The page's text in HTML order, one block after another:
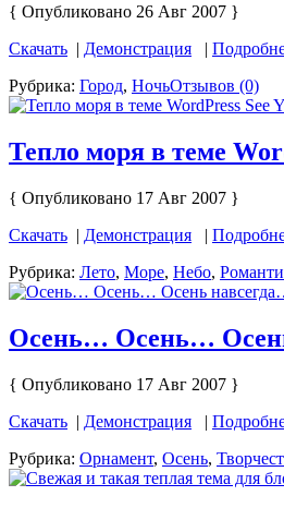
{ Опубликовано 26 Авг 2007 }
Скачать | Демонстрация |
Рубрика: Город, НочьОтзывов (0)
Тепло моря в теме
{ Опубликовано 17 Авг 2007 }
Скачать | Демонстрация |
Рубрика: Лето, Море, Небо,
Осень… Осень… Осень
{ Опубликовано 17 Авг 2007 }
Скачать | Демонстрация |
Рубрика: Орнамент, Осень,